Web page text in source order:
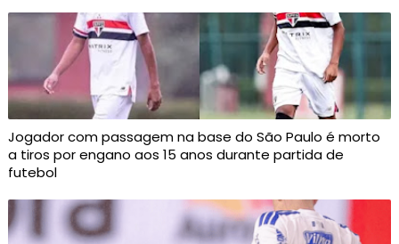
Jogador com passagem na base do São Paulo é morto
a tiros por engano aos 15 anos durante partida de
futebol